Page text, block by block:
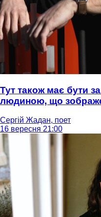
Тут також має бути
людиною, що
Сергій Жадан, поет
16 вересня 21:00